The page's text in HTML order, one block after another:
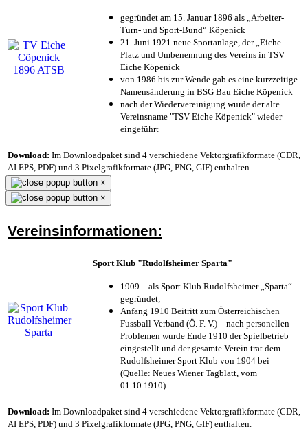
gegründet am 15. Januar 1896 als „Arbeiter-
Turn- und Sport-Bund“ Köpenick
21. Juni 1921 neue Sportanlage, der „Eiche-
Platz und Umbenennung des Vereins in TSV
Eiche Köpenick
von 1986 bis zur Wende gab es eine kurzzeitige
Namensänderung in BSG Bau Eiche Köpenick
nach der Wiedervereinigung wurde der alte
Vereinsname "TSV Eiche Köpenick" wieder
eingeführt
Download: Im Downloadpaket sind 4 verschiedene Vektorgrafikformate (CDR,
AI EPS, PDF) und 3 Pixelgrafikformate (JPG, PNG, GIF) enthalten.
×
×
Vereinsinformationen:
Sport Klub "Rudolfsheimer Sparta"
1909 = als Sport Klub Rudolfsheimer „Sparta“
gegründet;
Anfang 1910 Beitritt zum Österreichischen
Fussball Verband (Ö. F. V.) – nach personellen
Problemen wurde Ende 1910 der Spielbetrieb
eingestellt und der gesamte Verein trat dem
Rudolfsheimer Sport Klub von 1904 bei
(Quelle: Neues Wiener Tagblatt, vom
01.10.1910)
Download: Im Downloadpaket sind 4 verschiedene Vektorgrafikformate (CDR,
AI EPS, PDF) und 3 Pixelgrafikformate (JPG, PNG, GIF) enthalten.